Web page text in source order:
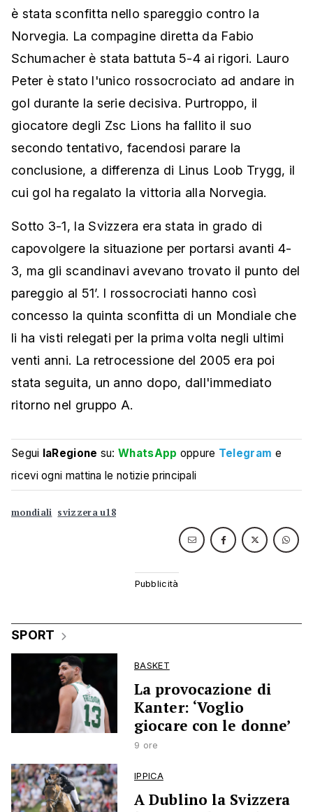
è stata sconfitta nello spareggio contro la
Norvegia. La compagine diretta da Fabio
Schumacher è stata battuta 5-4 ai rigori. Lauro
Peter è stato l'unico rossocrociato ad andare in
gol durante la serie decisiva. Purtroppo, il
giocatore degli Zsc Lions ha fallito il suo
secondo tentativo, facendosi parare la
conclusione, a differenza di Linus Loob Trygg, il
cui gol ha regalato la vittoria alla Norvegia.
Sotto 3-1, la Svizzera era stata in grado di
capovolgere la situazione per portarsi avanti 4-
3, ma gli scandinavi avevano trovato il punto del
pareggio al 51’. I rossocrociati hanno così
concesso la quinta sconfitta di un Mondiale che
li ha visti relegati per la prima volta negli ultimi
venti anni. La retrocessione del 2005 era poi
stata seguita, un anno dopo, dall'immediato
ritorno nel gruppo A.
Segui laRegione su:WhatsApp oppure Telegram e
ricevi ogni mattina le notizie principali
mondiali svizzera u18
SPORT
BASKET
La provocazione di
Kanter: ‘Voglio
giocare con le donne’
9 ore
IPPICA
A Dublino la Svizzera